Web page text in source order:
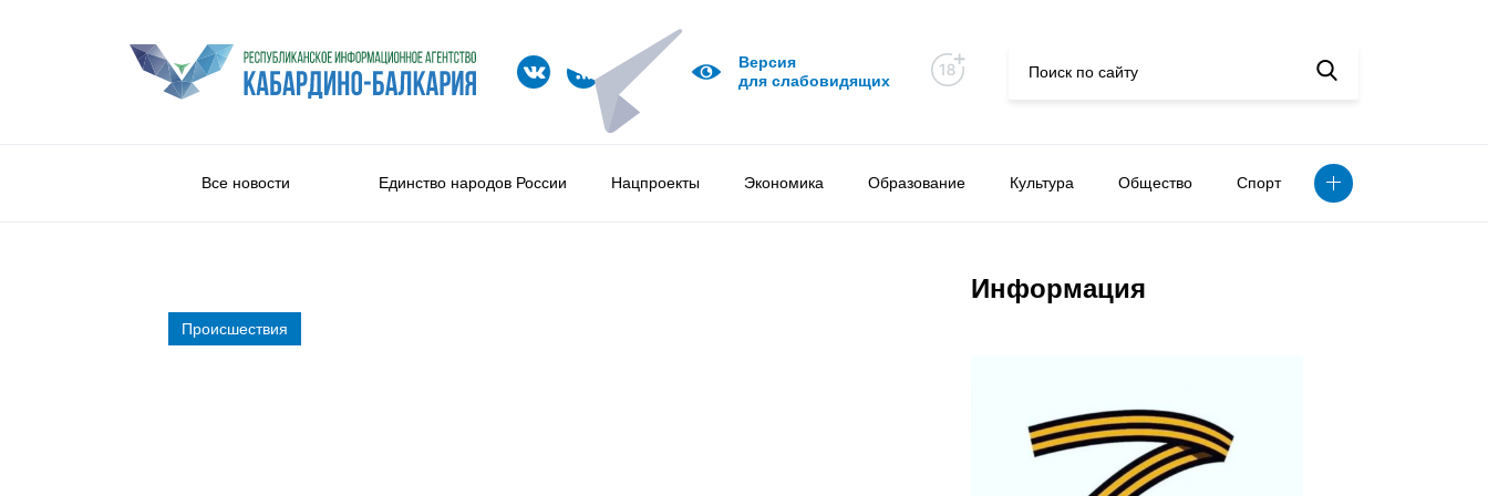
Версия
для слабовидящих
Все новости Единство народов России Нацпроекты Экономика Образование Культура Общество Спорт
Происшествия
Информация